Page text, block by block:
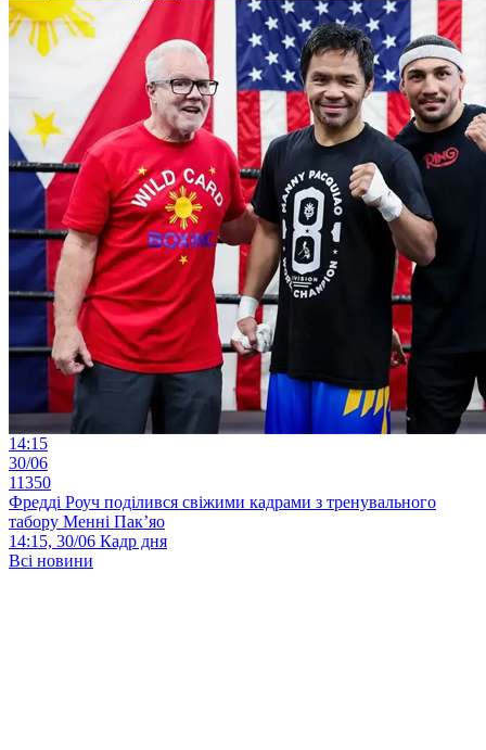
14:15
30/06
11350
Фредді Роуч поділився свіжими кадрами з тренувального
табору Менні Пак’яо
14:15, 30/06 Кадр дня
Всі новини